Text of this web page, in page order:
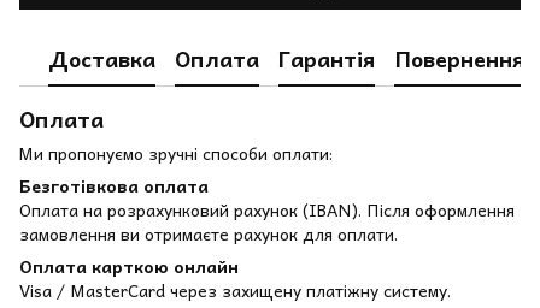
Доставка Оплата Гарантія
Повернення
Оплата
Ми пропонуємо зручні способи оплати:
Безготівкова оплата
Оплата на розрахунковий рахунок (IBAN). Після оформлення
замовлення ви отримаєте рахунок для оплати.
Оплата карткою онлайн
Visa / MasterCard через захищену платіжну систему.